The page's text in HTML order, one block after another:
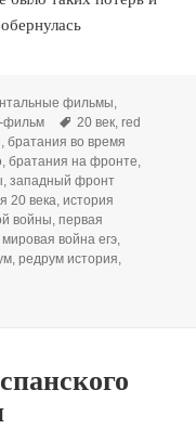
фильмы,
фильм Метки
20 век,red
,братания во время
,братания на фронте,
,западный фронт
20 века,история
войны,первая
война егэ,
,редрум история,